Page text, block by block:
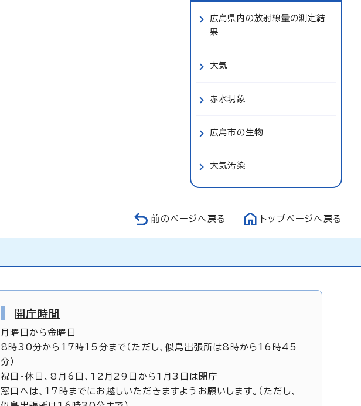
広島県内の放射線量の測定結
果
大気
赤水現象
広島市の生物
大気汚染
前のページへ戻る トップページへ戻る
開庁時間
月曜日から金曜日
8時30分から17時15分まで（ただし、似島出張所は8時から16時45
分）
祝日・休日、8月6日、12月29日から1月3日は閉庁
窓口へは、17時までにお越しいただきますようお願いします。（ただし、